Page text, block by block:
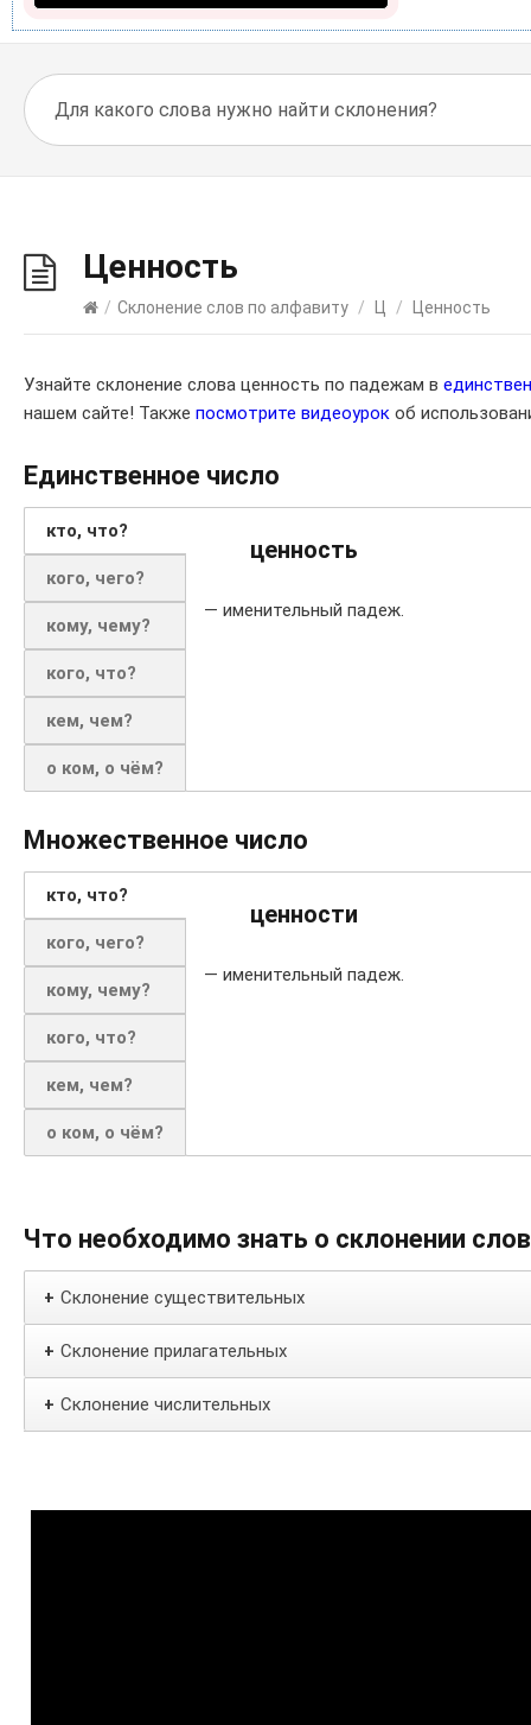
Ценность
/ Склонение слов по алфавиту / / Ценность
Узнайте склонение слова ценность по падежам в
нашем сайте! Также посмотрите видеоурок об
Единственное число
кто, что?
кого, чего?
кому, чему?
кого, что?
кем, чем?
о ком, о чём?
ценность
— именительный падеж.
Множественное число
кто, что?
кого, чего?
кому, чему?
кого, что?
кем, чем?
о ком, о чём?
ценности
— именительный падеж.
Что необходимо знать о склонении
+ Склонение существительных
+ Склонение прилагательных
+ Склонение числительных